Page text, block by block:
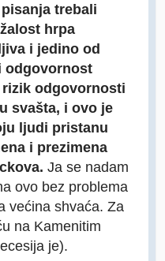
trebali
hrpa
i jedino od
odgovornost
odgovornosti
svašta, i ovo je
ljudi pristanu
i prezimena
Ja se nadam
ovo bez problema
većina shvaća. Za
na Kamenitim
je).